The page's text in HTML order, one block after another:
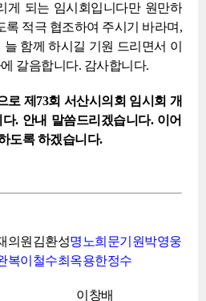
게 되는 임시회입니다만 원만하
록 적극 협조하여 주시기 바라며,
함께 하시길 기원 드리면서 이
갈음합니다. 감사합니다.
로 제73회 서산시의회 임시회 개
. 안내 말씀드리겠습니다. 이어
도록 하겠습니다.
의원김환성명노희 문기원박영웅
복이철수최옥용한정수
이창배